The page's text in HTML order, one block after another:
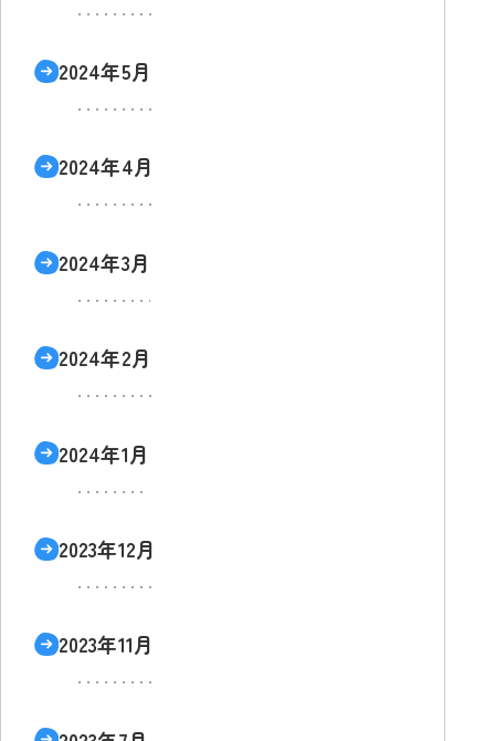
2024年5月
2024年4月
2024年3月
2024年2月
2024年1月
2023年12月
2023年11月